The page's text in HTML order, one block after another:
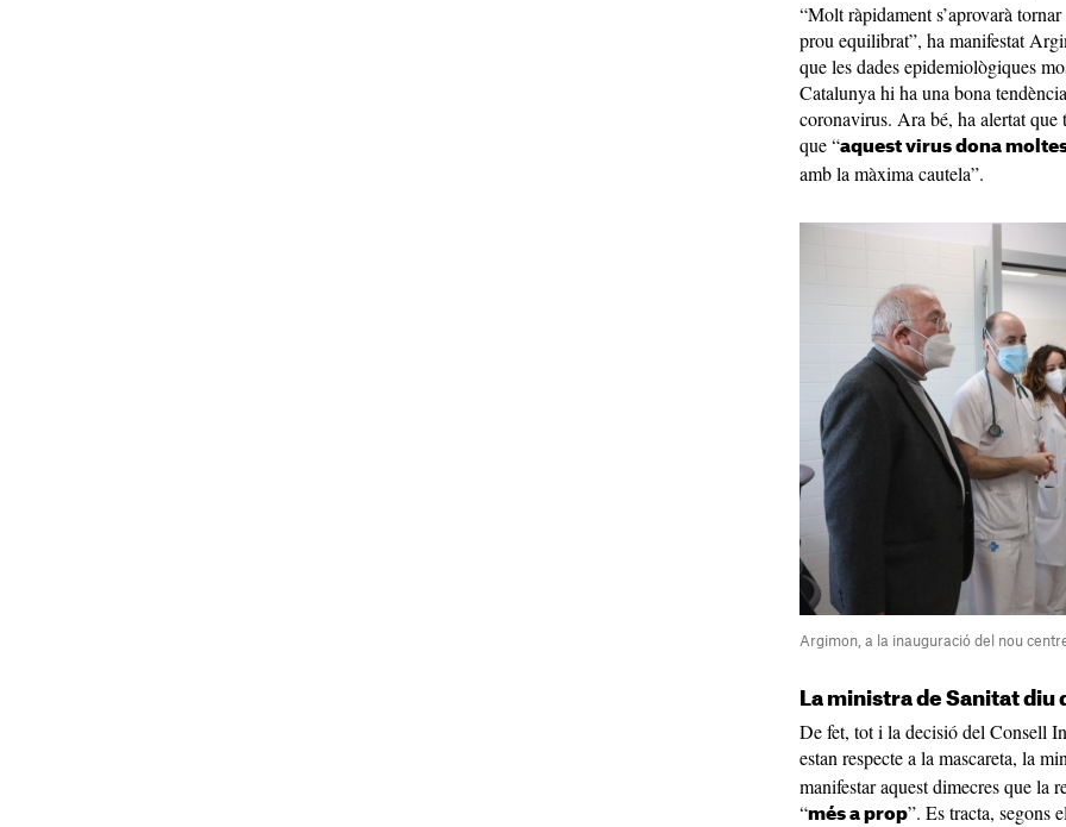
“Molt ràpidament s’aprovarà
prou equilibrat”, ha manifestat
que les dades epidemiològiques
Catalunya hi ha una bona
coronavirus. Ara bé, ha alertat
que “aquest virus dona
amb la màxima cautela”.
Argimon, a la inauguració del nou
La ministra de Sanitat diu
De fet, tot i la decisió del Consell
estan respecte a la mascareta, la
manifestar aquest dimecres que la
“més a prop”. Es tracta, segons